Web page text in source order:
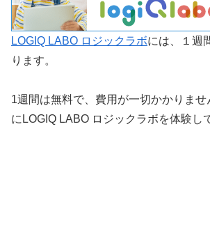
LOGIQ LABO ロジックラボには、１週
ります。
1週間は無料で、費用が一切かかりま
にLOGIQ LABO ロジックラボを体験し